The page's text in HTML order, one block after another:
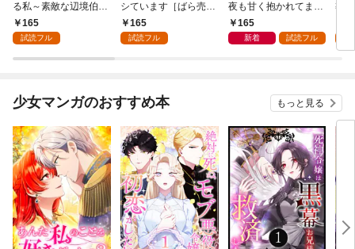
る私～素敵な辺境伯令
息に腕を折られたの
で、責任とってもらい
第1話
165
試読フル
シています［ばら売
り］ 第1話
165
試読フル
夜も甘く抱かれてます
［ばら売り］ 第1話
165
新着 試読フル
導
し
下
少女マンガのおすすめ本 もっと見る